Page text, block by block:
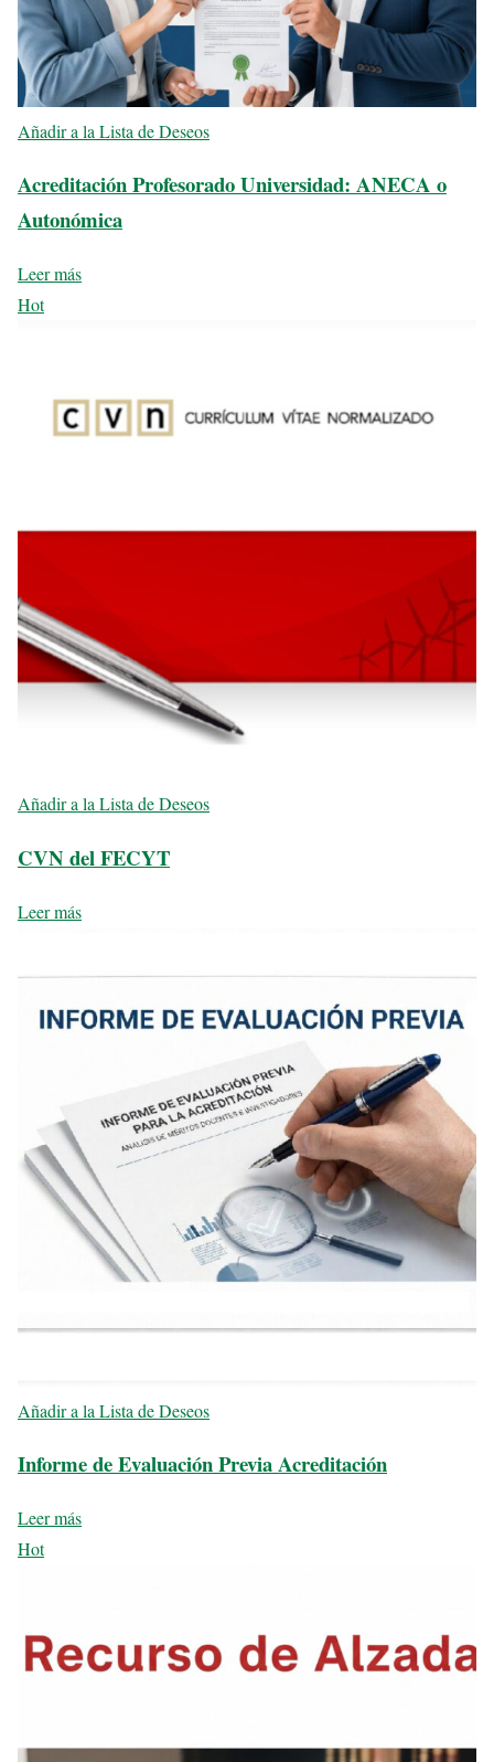
Añadir a la Lista de Deseos
Acreditación Profesorado Universidad: ANECA o
Autonómica
Leer más
Hot
Añadir a la Lista de Deseos
CVN del FECYT
Leer más
Añadir a la Lista de Deseos
Informe de Evaluación Previa Acreditación
Leer más
Hot